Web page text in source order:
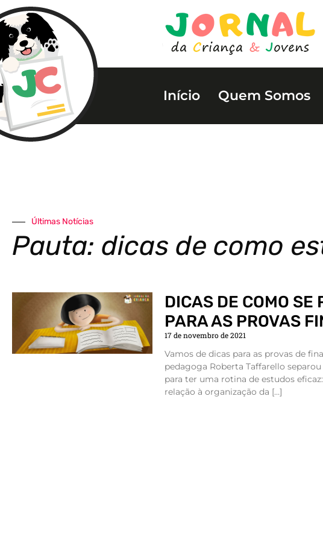
Início Quem Somos
Últimas Notícias
Pauta: dicas de como
DICAS DE COMO SE
PARA AS PROVAS
17 de novembro de 2021
Vamos de dicas para as provas de
pedagoga Roberta Taffarello
para ter uma rotina de estudos
relação à organização da […]